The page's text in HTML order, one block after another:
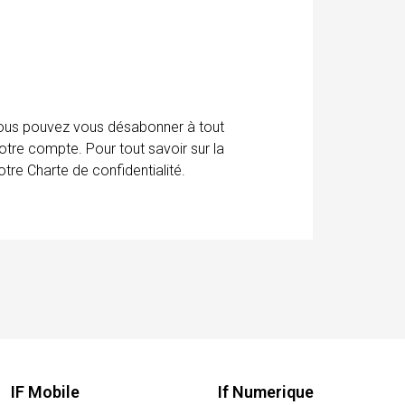
pouvez vous désabonner à tout
compte. Pour tout savoir sur la
Charte de confidentialité.
IF Mobile If Numerique